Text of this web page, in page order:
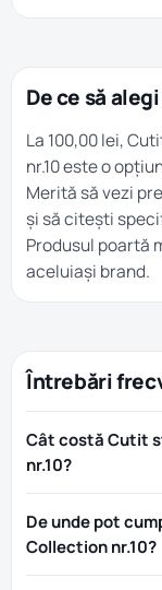
De ce să
La 100,00 lei,
nr.10 este o
Merită să vezi
și să citești
Produsul poartă
aceluiași brand.
Întrebări
Cât costă Cutit
nr.10?
De unde pot
Collection nr.10?